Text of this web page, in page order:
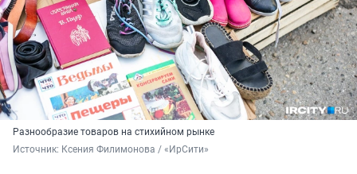
Разнообразие товаров на стихийном рынке
Источник: Ксения Филимонова / «ИрСити»